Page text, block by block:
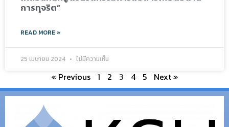
การทุจริต”
READ MORE »
25 เมษายน 2024 ไม่มีความเห็น
« Previous 1 2 3 4 5 Next »